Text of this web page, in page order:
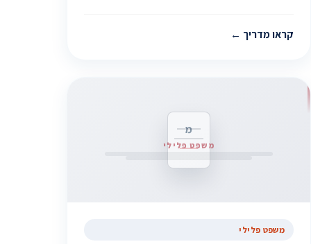
קראו מדריך
מ
משפט פלילי
משפט פלילי